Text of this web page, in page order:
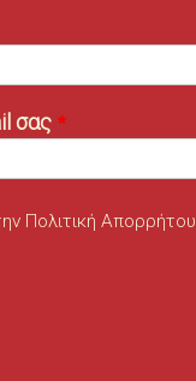
σας
Πολιτική Απορρήτου